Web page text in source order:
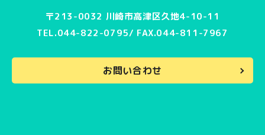
〒213-0032 川崎市高津区久地4-10-11
TEL.044-822-0795/ FAX.044-811-7967
お問い合わせ